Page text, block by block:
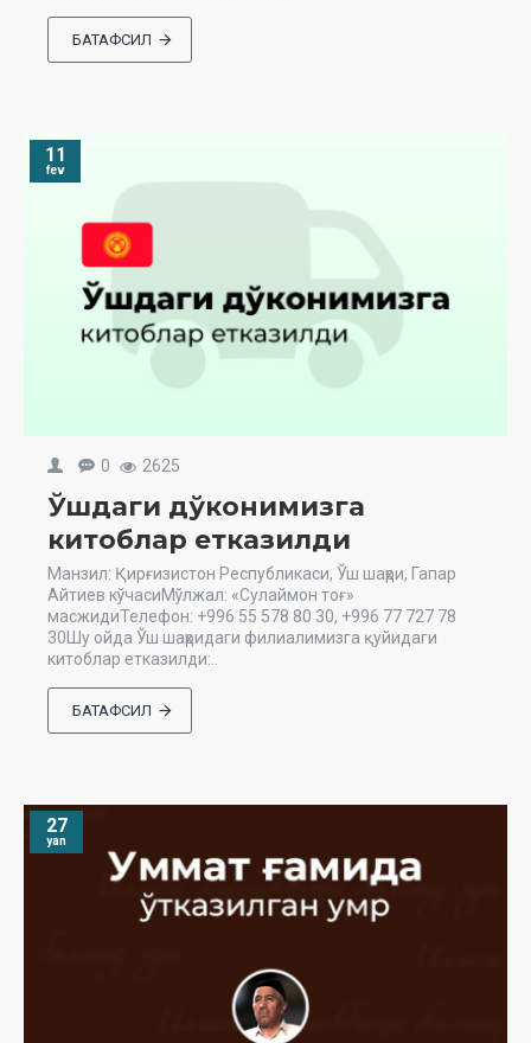
БАТАФСИЛ
11
fev
0 2625
Ўшдаги дўконимизга
китоблар етказилди
Манзил: Қирғизистон Республикаси, Ўш шаҳри, Гапар
Айтиев кўчасиМўлжал: «Сулаймон тоғ»
масжидиТелефон: +996 55 578 80 30, +996 77 727 78
30Шу ойда Ўш шаҳридаги филиалимизга қуйидаги
китоблар етказилди:..
БАТАФСИЛ
27
yan